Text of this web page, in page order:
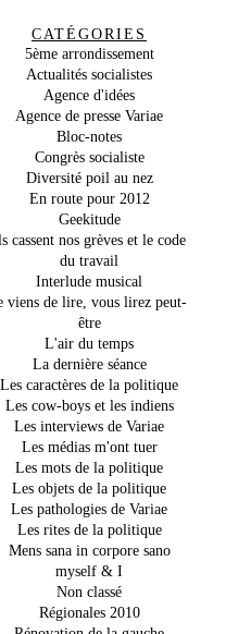
CATÉGORIES
5ème arrondissement
Actualités socialistes
Agence d'idées
Agence de presse Variae
Bloc-notes
Congrès socialiste
Diversité poil au nez
En route pour 2012
Geekitude
cassent nos grèves et le code
du travail
Interlude musical
viens de lire, vous lirez peut-
être
L'air du temps
La dernière séance
Les caractères de la politique
Les cow-boys et les indiens
Les interviews de Variae
Les médias m'ont tuer
Les mots de la politique
Les objets de la politique
Les pathologies de Variae
Les rites de la politique
Mens sana in corpore sano
myself & I
Non classé
Régionales 2010